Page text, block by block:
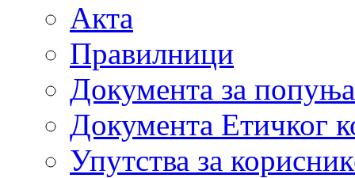
Акта
Правилници
Документа за
Документа Етичког
Упутства за